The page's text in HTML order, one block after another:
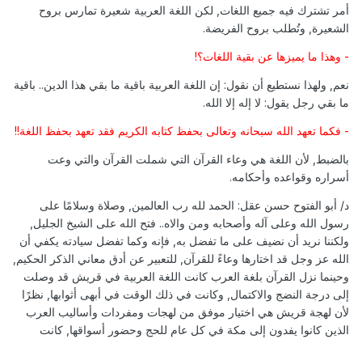
أمر تشترك فيه جميع اللغات, لكن اللغة العربية شعيرة تمارس بروح
الشعيرة, وتُطلب بروح الفريضة.
- وهذا ما يميزها عن بقية اللغات؟!
نعم, ولهذا نستطيع أن نقول: إن اللغة العربية باقية ما بقي هذا الدين.. باقية
ما بقي رجل يقول: لا إله إلا الله.
- فكما تعهد الله سبحانه وتعالى بحفظ كتابه الكريم فقد تعهد بحفظ اللغة!!
بالضبط, لأن اللغة هي وعاء القرآن التي شملت القرآن والتي وعت
أسراره وقواعده وأحكامه.
د/ أبو الفتوح حسن عقل: الحمد لله رب العالمين, وصلاة وسلامًا على
رسول الله وعلى آله وأصحابه ومن والاه.. فتح الله على الشيخ الجليل,
ولكننا نريد أن نضيف على ما تفضل به, فإنه وكما تفضل سيادته يكفي أن
الله عز وجل قد اختارها وعاءً للقرآن, للتعبير عن أدق معاني الذكر الحكيم,
وحينما نزل القرآن بلغة العرب كانت اللغة العربية في قريش قد وصلت
إلى درجة النضج والاكتمال, وكانت في ذلك الوقت في أبهى أثوابها, نظرًا
لأن لهجة قريش هي اختيار موفق من لهجات ومفردات وأساليب العرب
الذين كانوا يفدون إلى مكة في كل عام للحج وحضور أسواقها, كانت